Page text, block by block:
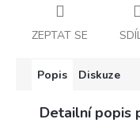
ZEPTAT SE
Popis Diskuze
Detailní popis